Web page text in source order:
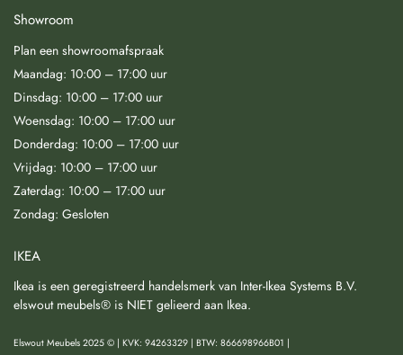
Showroom
Plan een showroomafspraak
Maandag: 10:00 – 17:00 uur
Dinsdag: 10:00 – 17:00 uur
Woensdag: 10:00 – 17:00 uur
Donderdag: 10:00 – 17:00 uur
Vrijdag: 10:00 – 17:00 uur
Zaterdag: 10:00 – 17:00 uur
Zondag: Gesloten
IKEA
Ikea is een geregistreerd handelsmerk van Inter-Ikea Systems B.V.
elswout meubels® is NIET gelieerd aan Ikea.
Elswout Meubels 2025 © | KVK: 94263329 | BTW: 866698966B01 |